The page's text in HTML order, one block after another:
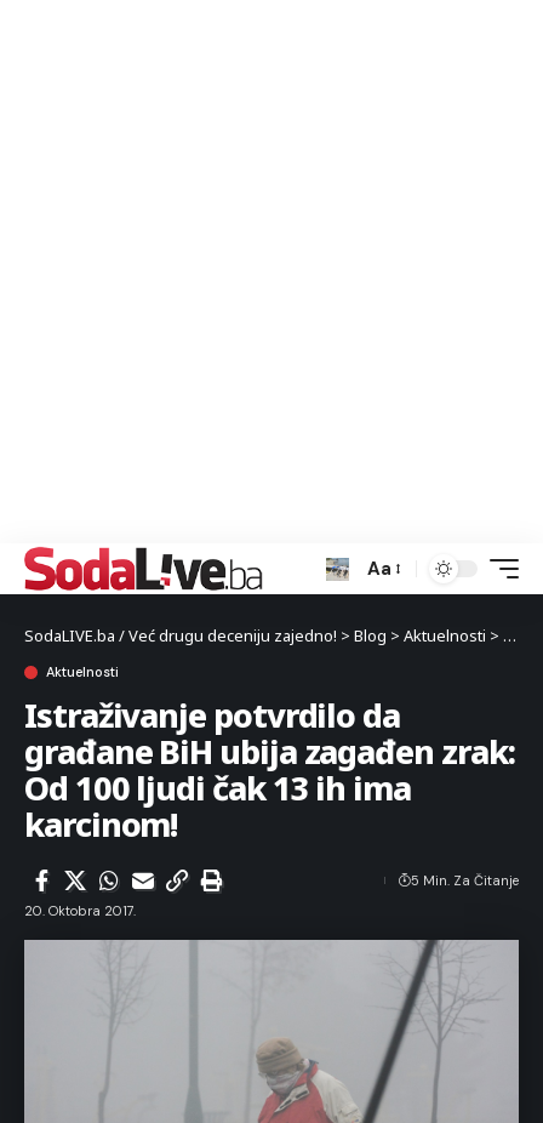
Aa
SodaLIVE.ba / Već drugu deceniju zajedno! > Blog > Aktuelnosti >
Aktuelnosti
Istraživanje potvrdilo da
građane BiH ubija zagađen zrak:
Od 100 ljudi čak 13 ih ima
karcinom!
20. Oktobra 2017.
5 Min. Za Čitanje